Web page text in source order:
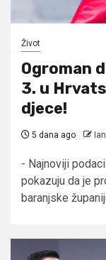
Život
Ogroman
3. u
djece!
5 dana ago
- Najnoviji
pokazuju da je
baranjske